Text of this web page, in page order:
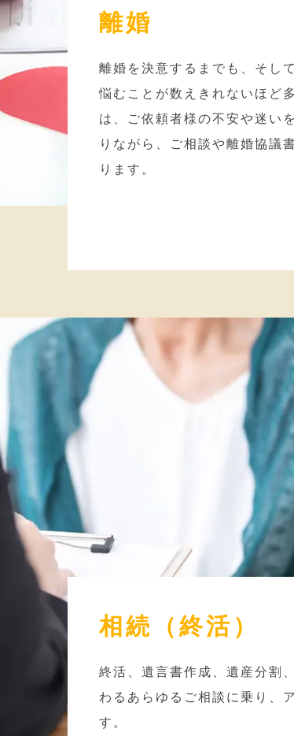
離婚
離婚を決意するまでも、そし
悩むことが数えきれないほど
は、ご依頼者様の不安や迷い
りながら、ご相談や離婚協議
ります。
相続（終活）
終活、遺言書作成、遺産分割
わるあらゆるご相談に乗り、
す。